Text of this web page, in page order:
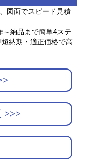
図面でスピード見積
～納品まで簡単4ステ
納期・適正価格で高